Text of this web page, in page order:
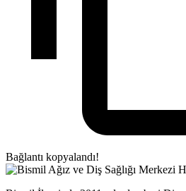
Bağlantı kopyalandı!